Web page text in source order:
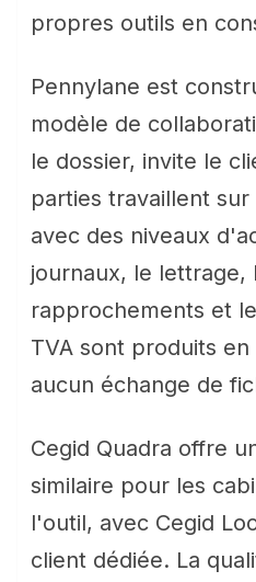
propres outils en
Pennylane est
modèle de
le dossier, invite le
parties travaillent
avec des niveaux
journaux, le lettrage,
rapprochements et
TVA sont produits
aucun échange de
Cegid Quadra offre
similaire pour les
l'outil, avec Cegid
client dédiée. La